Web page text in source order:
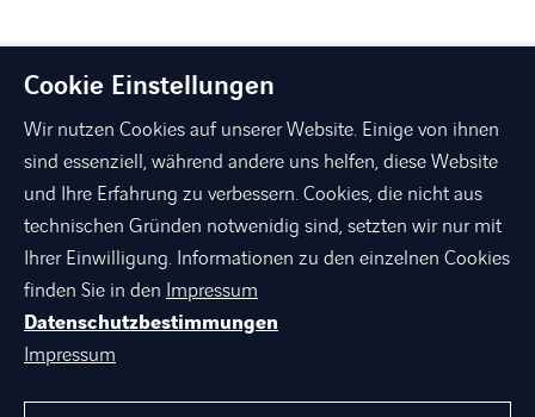
linkedin
xing facebookinstagramyoutube
Cookie Einstellungen
Wir nutzen Cookies auf unserer Website. Einige von ihnen
sind essenziell, während andere uns helfen, diese Website
und Ihre Erfahrung zu verbessern. Cookies, die nicht aus
technischen Gründen notwenidig sind, setzten wir nur mit
Ihrer Einwilligung. Informationen zu den einzelnen Cookies
finden Sie in den Impressum
Datenschutzbestimmungen
Impressum